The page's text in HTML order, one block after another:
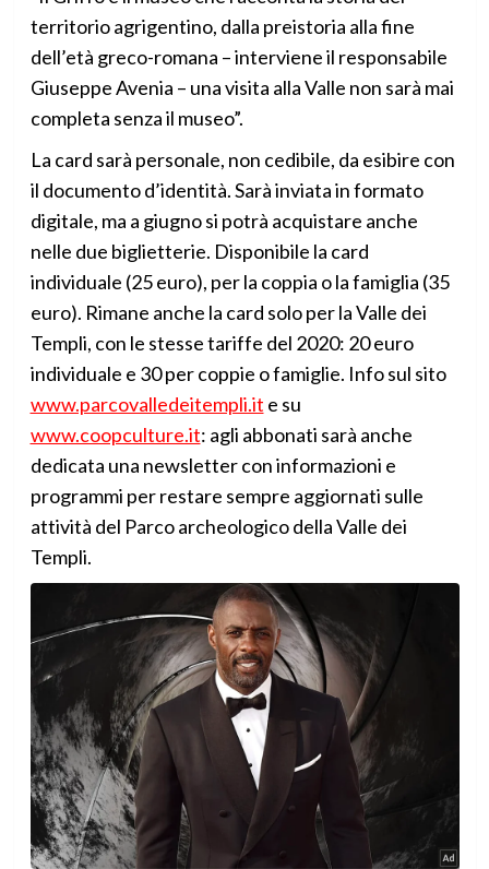
territorio agrigentino, dalla preistoria alla fine
dell’età greco-romana – interviene il responsabile
Giuseppe Avenia – una visita alla Valle non sarà mai
completa senza il museo”.
La card sarà personale, non cedibile, da esibire con
il documento d’identità. Sarà inviata in formato
digitale, ma a giugno si potrà acquistare anche
nelle due biglietterie. Disponibile la card
individuale (25 euro), per la coppia o la famiglia (35
euro). Rimane anche la card solo per la Valle dei
Templi, con le stesse tariffe del 2020: 20 euro
individuale e 30 per coppie o famiglie. Info sul sito
www.parcovalledeitempli.it e su
www.coopculture.it: agli abbonati sarà anche
dedicata una newsletter con informazioni e
programmi per restare sempre aggiornati sulle
attività del Parco archeologico della Valle dei
Templi.